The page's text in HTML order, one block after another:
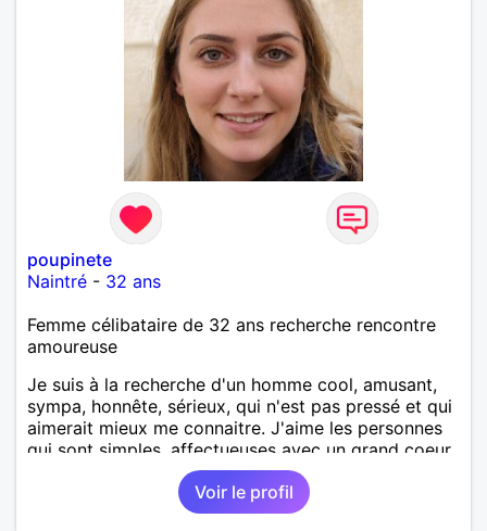
poupinete
Naintré - 32 ans
Femme célibataire de 32 ans recherche rencontre
amoureuse
Je suis à la recherche d'un homme cool, amusant,
sympa, honnête, sérieux, qui n'est pas pressé et qui
aimerait mieux me connaitre. J'aime les personnes
qui sont simples, affectueuses avec un grand coeur.
Voir le profil